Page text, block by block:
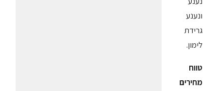
ונענע
גרידת
לימון.
טווח
מחירים